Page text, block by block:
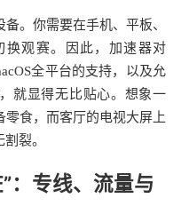
。你需要在手机、平板、
换观赛。因此，加速器对
全平台的支持，以及允
就显得无比贴心。想象一
食，而客厅的电视大屏上
裂。
：专线、流量与